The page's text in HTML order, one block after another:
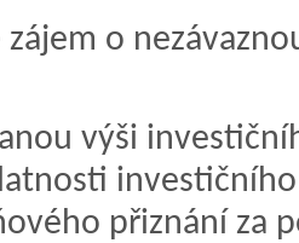
o
výši
přiznání za